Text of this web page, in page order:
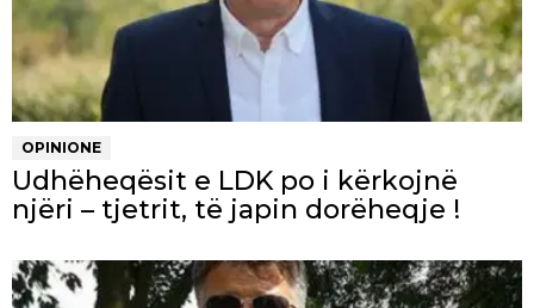
OPINIONE
Udhëheqësit e LDK po i kërkojnë
njëri – tjetrit, të japin dorëheqje !